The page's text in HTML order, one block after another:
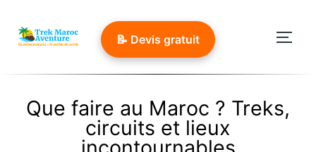
📝 Devis gratuit
Que faire au Maroc ? Treks,
circuits et lieux